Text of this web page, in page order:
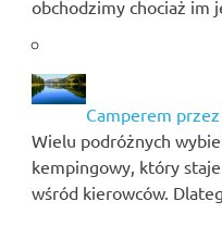
obchodzimy chociaż
Camperem
Wielu podróżnych
kempingowy, który
wśród kierowców.